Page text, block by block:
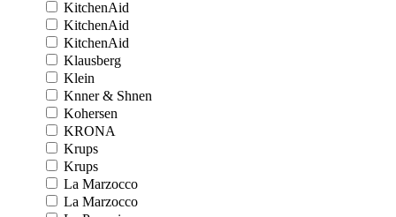
KitchenAid
KitchenAid
KitchenAid
Klausberg
Klein
Knner & Shnen
Kohersen
KRONA
Krups
Krups
La Marzocco
La Marzocco